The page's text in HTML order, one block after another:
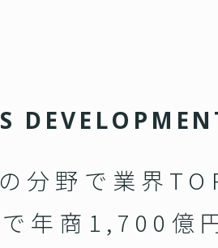
S D EVE LO P M EN
分野で業界
年商1,700億